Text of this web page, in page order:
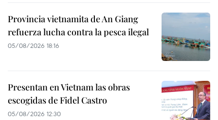
Provincia vietnamita de An Giang
refuerza lucha contra la pesca ilegal
05/08/2026 18:16
Presentan en Vietnam las obras
escogidas de Fidel Castro
05/08/2026 12:30